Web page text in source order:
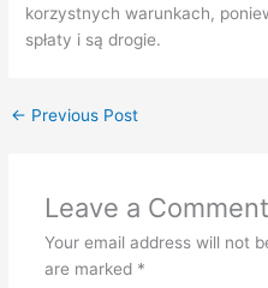
korzystnych warunkach,
spłaty i są drogie.
← Previous Post
Leave a Comment
Your email address will not
are marked *